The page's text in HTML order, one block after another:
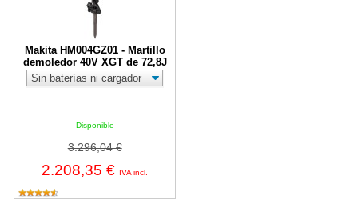
Makita HM004GZ01 - Martillo
demoledor 40V XGT de 72,8J
Disponible
3.296,04 €
2.208,35 € IVA incl.